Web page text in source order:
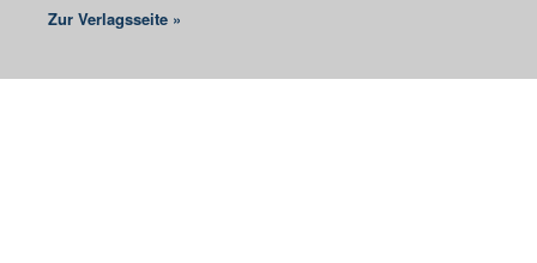
Zur Verlagsseite »